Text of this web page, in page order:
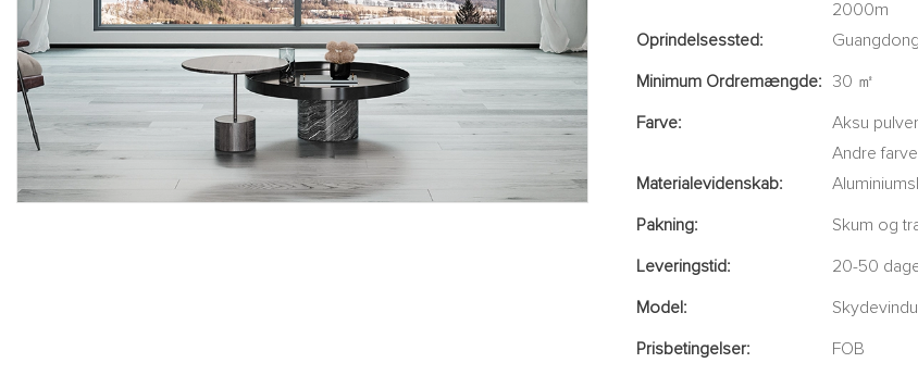
2000m
Oprindelsessted:
Minimum Ordremængde: 30 ㎡
Farve:
Aksu
Andre
Materialevidenskab:
Pakning: Skum og
Leveringstid: 20-50
Model:
Prisbetingelser: FOB